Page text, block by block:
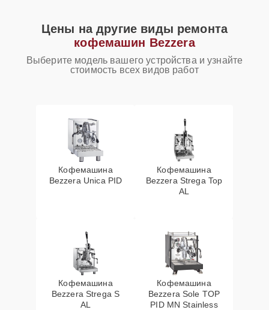
Цены на другие виды ремонта
кофемашин Bezzera
Выберите модель вашего устройства и узнайте
стоимость всех видов работ
Кофемашина
Bezzera Unica PID
Кофемашина
Bezzera Strega Top
AL
Кофемашина
Bezzera Strega S
AL
Кофемашина
Bezzera Sole TOP
PID MN Stainless